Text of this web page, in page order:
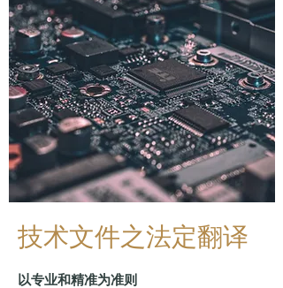
技术文件之法定翻译
以专业和精准为准则